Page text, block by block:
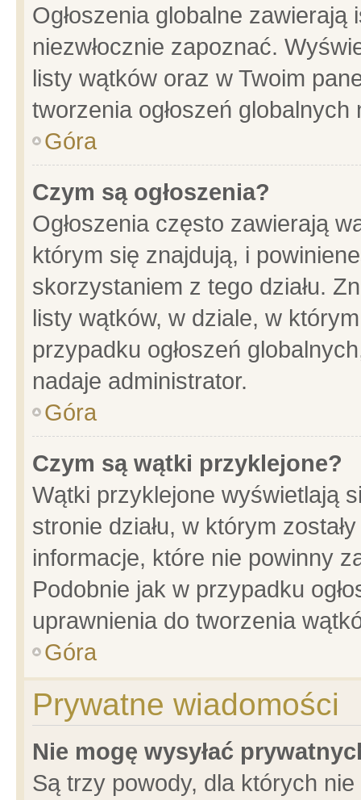
Ogłoszenia globalne
niezwłocznie zapoznać.
listy wątków oraz w Twoim
tworzenia ogłoszeń
Góra
Czym są ogłoszenia?
Ogłoszenia często zawierają
którym się znajdują, i
skorzystaniem z tego działu.
listy wątków, w dziale, w
przypadku ogłoszeń
nadaje administrator.
Góra
Czym są wątki przyklejone?
Wątki przyklejone wyświetlają
stronie działu, w którym
informacje, które nie powinny
Podobnie jak w przypadku
uprawnienia do tworzenia
Góra
Prywatne wiadomości
Nie mogę wysyłać
Są trzy powody, dla których